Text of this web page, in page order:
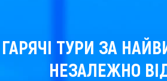
ГАРЯЧІ ТУРИ ЗА
НЕЗАЛЕЖНО